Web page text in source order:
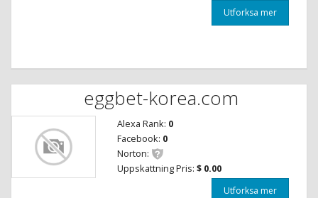
Utforksa mer
eggbet-korea.com
Alexa Rank: 0
Facebook: 0
Norton:
Uppskattning Pris: $ 0.00
Utforksa mer